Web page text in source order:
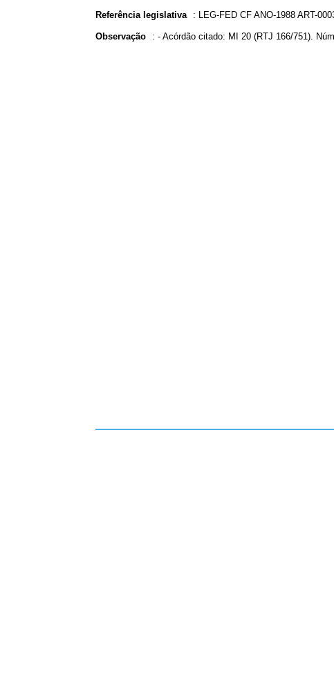
Referência legislativa : LEG-FED CF ANO-1988 ART-
Observação : - Acórdão citado: MI 20 (RTJ 166/751).